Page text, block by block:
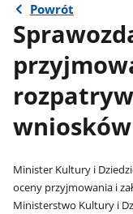
Powrót
wniosków
Minister Kultury i
oceny przyjmowania i
Ministerstwo Kultury i